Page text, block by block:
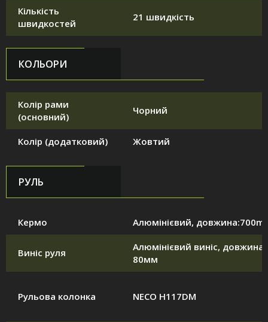
Кількість
швидкостей
21 швидкість
КОЛЬОРИ
Колір рами
(основний)
Чорний
Колір (додатковий) Жовтий
РУЛЬ
Кермо Алюмінієвий,
Виніс руля
Алюмінієвий виніс, довжина:
80мм
Рульова колонка NECO H117DM